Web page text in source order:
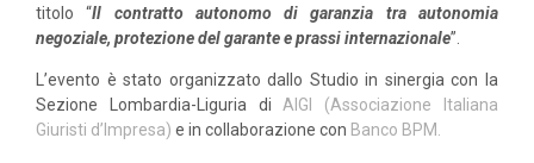
titolo “Il contratto autonomo di garanzia tra autonomia
negoziale, protezione del garante e prassi internazionale”.
L’evento è stato organizzato dallo Studio in sinergia con la
Sezione Lombardia-Liguria diAIGI (Associazione Italiana
Giuristi d’Impresa) e in collaborazione con Banco BPM.